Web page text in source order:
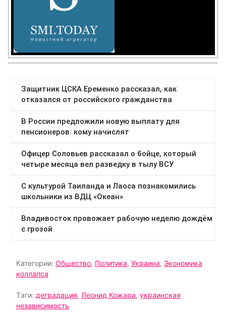
Категории: Общество, Политика, Украина, Экономика
коллапса
Тэги: деградация, Леонид Кожара, украинская
независимость